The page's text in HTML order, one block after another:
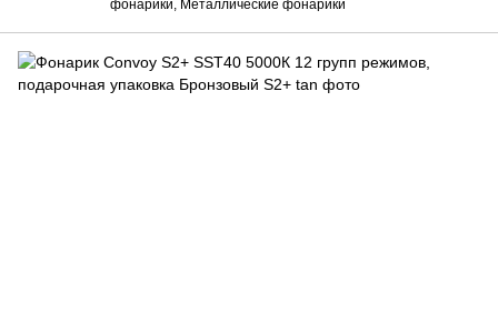
фонарики, Металлические фонарики